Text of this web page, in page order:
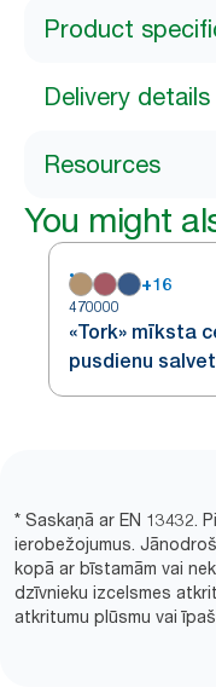
Product
Delivery details
Resources
You might
+16
470000
«Tork» mīksta
pusdienu
* Saskaņā ar EN 13432.
ierobežojumus.
kopā ar bīstamām vai
dzīvnieku izcelsmes
atkritumu plūsmu vai